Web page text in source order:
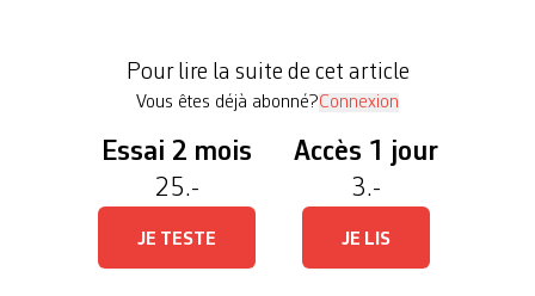
qu’elles n’ont […]
Pour lire la suite de cet article
Vous êtes déjà abonné?Connexion
Essai 2 mois
25.-
JE TESTE
Accès 1 jour
3.-
JE LIS